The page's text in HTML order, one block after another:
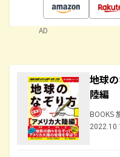
AD
地球
陸編
BOOKS